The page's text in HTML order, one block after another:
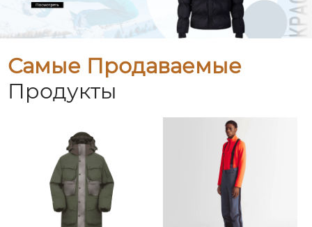
Самые Продаваемые
Продукты